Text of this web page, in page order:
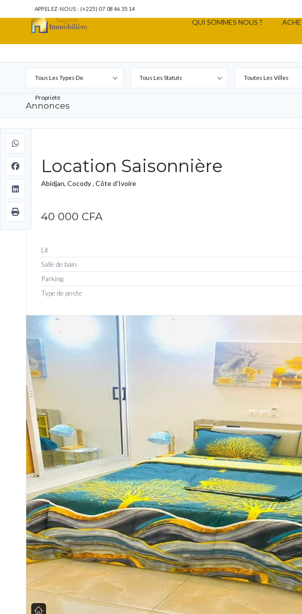
APPELEZ-NOUS : (+225) 07 08 46 35 14
QUI SOMMES NOUS ?
Tous Les Types De
Propriété
Tous Les Statuts Toutes Les Villes
Annonces
Location Saisonnière
Abidjan, Cocody , Côte d'Ivoire
40 000 CFA
Lit
Salle de bain
Parking
Type de poste